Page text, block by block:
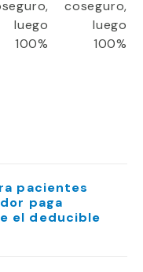
luego
100%
coseguro,
luego
100%
pacientes
paga
el deducible